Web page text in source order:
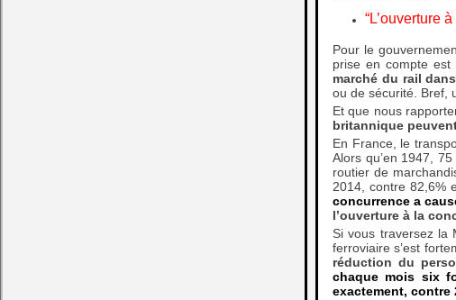
“L’ouverture
Pour le
prise en compte
marché du rail
ou de sécurité. Bref,
Et que nous
britannique
En France, le
Alors qu’en 1947,
routier de
2014, contre 82,6%
concurrence a
l’ouverture à la
Si vous traversez la
ferroviaire s’est
réduction du
chaque mois six
exactement, contre